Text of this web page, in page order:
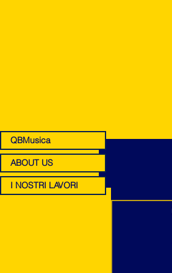
QBMusica
ABOUT US
I NOSTRI LAVORI